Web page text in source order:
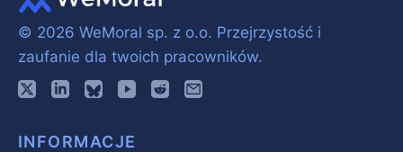
© 2026 WeMoral sp. z o.o. Przejrzystość i
zaufanie dla twoich pracowników.
INFORMACJE